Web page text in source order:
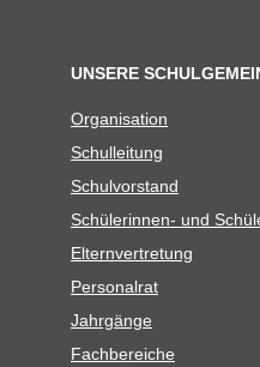
UNSERE
Orga­ni­sa­tion
Schul­lei­tung
Schul­vor­stand
Schü­le­rin­nen- und
Eltern­ver­tre­tung
Per­so­nal­rat
Jahr­gänge
Fach­be­rei­che